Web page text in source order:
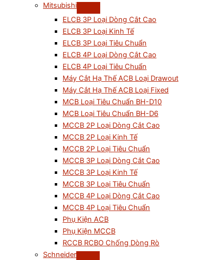
Mitsubishi
ELCB 3P Loại Dòng Cắt Cao
ELCB 3P Loại Kinh Tế
ELCB 3P Loại Tiêu Chuẩn
ELCB 4P Loại Dòng Cắt Cao
ELCB 4P Loại Tiêu Chuẩn
Máy Cắt Hạ Thế ACB Loại Drawout
Máy Cắt Hạ Thế ACB Loại Fixed
MCB Loại Tiêu Chuẩn BH-D10
MCB Loại Tiêu Chuẩn BH-D6
MCCB 2P Loại Dòng Cắt Cao
MCCB 2P Loại Kinh Tế
MCCB 2P Loại Tiêu Chuẩn
MCCB 3P Loại Dòng Cắt Cao
MCCB 3P Loại Kinh Tế
MCCB 3P Loại Tiêu Chuẩn
MCCB 4P Loại Dòng Cắt Cao
MCCB 4P Loại Tiêu Chuẩn
Phụ Kiện ACB
Phụ Kiện MCCB
RCCB RCBO Chống Dòng Rò
Schneider